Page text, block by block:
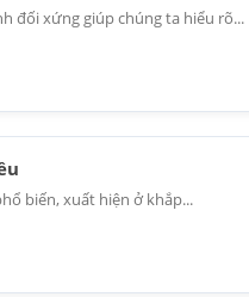
đối xứng giúp chúng ta hiểu rõ...
biến, xuất hiện ở khắp...